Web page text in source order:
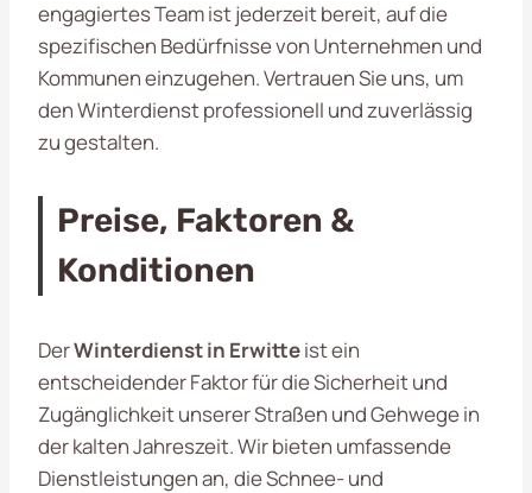
engagiertes Team ist jederzeit bereit, auf die
spezifischen Bedürfnisse von Unternehmen und
Kommunen einzugehen. Vertrauen Sie uns, um
den Winterdienst professionell und zuverlässig
zu gestalten.
Preise, Faktoren &
Konditionen
DerWinterdienst in Erwitteist ein
entscheidender Faktor für die Sicherheit und
Zugänglichkeit unserer Straßen und Gehwege in
der kalten Jahreszeit. Wir bieten umfassende
Dienstleistungen an, die Schnee- und